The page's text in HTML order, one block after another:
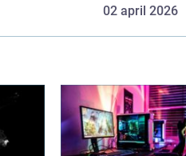
02 april 2026